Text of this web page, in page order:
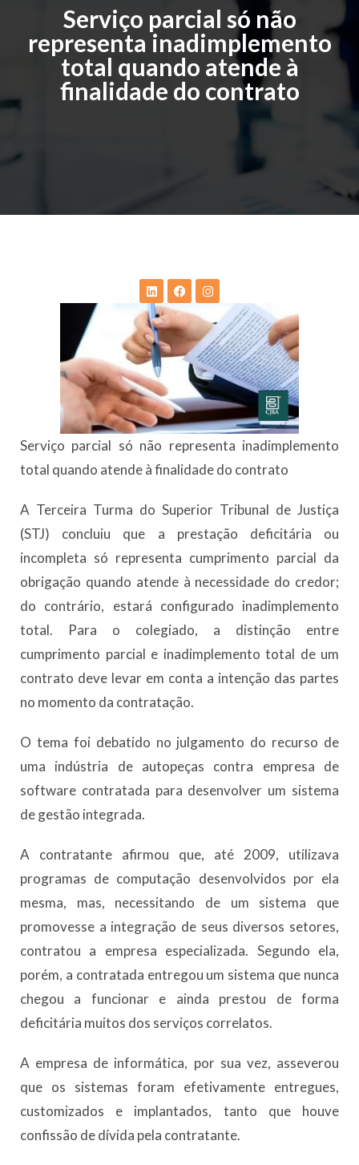
Serviço parcial só não
representa inadimplemento
total quando atende à
finalidade do contrato
Serviço parcial só não representa inadimplemento
total quando atende à finalidade do contrato
​A Terceira Turma do Superior Tribunal de Justiça
(STJ) concluiu que a prestação deficitária ou
incompleta só representa cumprimento parcial da
obrigação quando atende à necessidade do credor;
do contrário, estará configurado inadimplemento
total. Para o colegiado, a distinção entre
cumprimento parcial e inadimplemento total de um
contrato deve levar em conta a intenção das partes
no momento da contratação.
O tema foi debatido no julgamento do recurso de
uma indústria de autopeças contra empresa de
software contratada para desenvolver um sistema
de gestão integrada.
A contratante afirmou que, até 2009, utilizava
programas de computação desenvolvidos por ela
mesma, mas, necessitando de um sistema que
promovesse a integração de seus diversos setores,
contratou a empresa especializada. Segundo ela,
porém, a contratada entregou um sistema que nunca
chegou a funcionar e ainda prestou de forma
deficitária muitos dos serviços correlatos.
A empresa de informática, por sua vez, asseverou
que os sistemas foram efetivamente entregues,
customizados e implantados, tanto que houve
confissão de dívida pela contratante.